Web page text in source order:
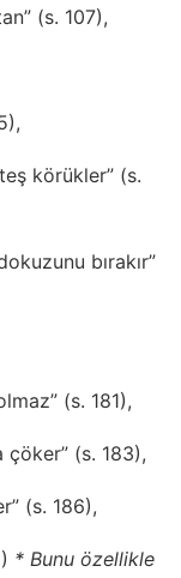
(s. 107),
körükler” (s.
bırakır”
(s. 181),
çöker” (s. 183),
(s. 186),
* Bunu özellikle